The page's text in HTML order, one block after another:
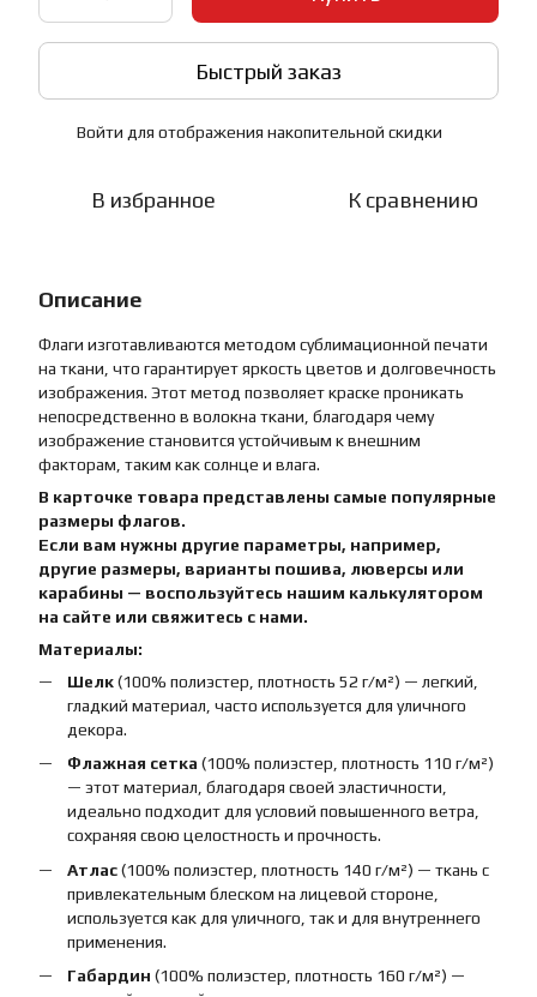
Быстрый заказ
Войти для отображения накопительной скидки
В избранное К сравнению
Описание
Флаги изготавливаются методом сублимационной печати
на ткани, что гарантирует яркость цветов и долговечность
изображения. Этот метод позволяет краске проникать
непосредственно в волокна ткани, благодаря чему
изображение становится устойчивым к внешним
факторам, таким как солнце и влага.
В карточке товара представлены самые популярные
размеры флагов.
Если вам нужны другие параметры, например,
другие размеры, варианты пошива, люверсы или
карабины — воспользуйтесь нашим калькулятором
на сайте или свяжитесь с нами.
Материалы:
Шелк(100% полиэстер, плотность 52 г/м²) — легкий,
гладкий материал, часто используется для уличного
декора.
Флажная сетка (100% полиэстер, плотность 110 г/м²)
— этот материал, благодаря своей эластичности,
идеально подходит для условий повышенного ветра,
сохраняя свою целостность и прочность.
Атлас(100% полиэстер, плотность 140 г/м²) — ткань с
привлекательным блеском на лицевой стороне,
используется как для уличного, так и для внутреннего
применения.
Габардин (100% полиэстер, плотность 160 г/м²) —